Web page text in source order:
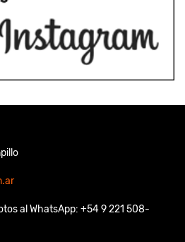
al WhatsApp: +54 9 221 508-